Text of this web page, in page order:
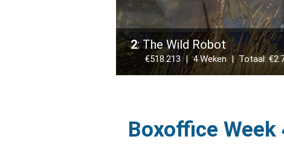
2: The Wild Robot
€518.213 | 4 Weken | Totaal:
Boxoffice Week